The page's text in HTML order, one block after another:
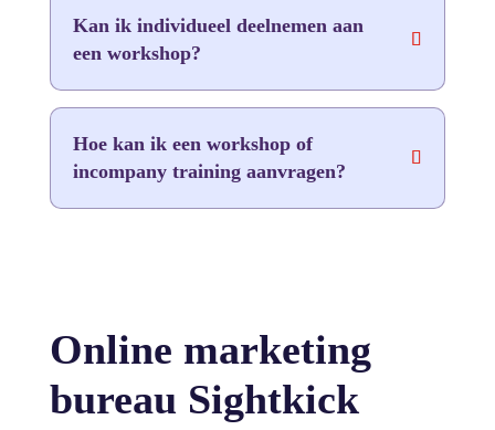
Kan ik individueel deelnemen aan
een workshop?
Hoe kan ik een workshop of
incompany training aanvragen?
Online marketing
bureau Sightkick